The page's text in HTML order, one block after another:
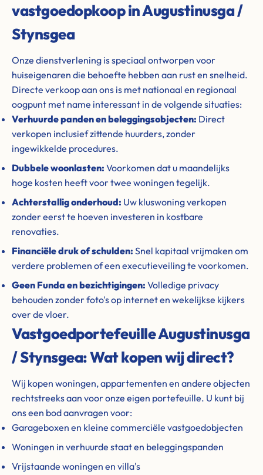
vastgoedopkoop in Augustinusga /
Stynsgea
Onze dienstverlening is speciaal ontworpen voor
huiseigenaren die behoefte hebben aan rust en snelheid.
Directe verkoop aan ons is met nationaal en regionaal
oogpunt met name interessant in de volgende situaties:
Verhuurde panden en beleggingsobjecten: Direct
verkopen inclusief zittende huurders, zonder
ingewikkelde procedures.
Dubbele woonlasten: Voorkomen dat u maandelijks
hoge kosten heeft voor twee woningen tegelijk.
Achterstallig onderhoud: Uw kluswoning verkopen
zonder eerst te hoeven investeren in kostbare
renovaties.
Financiële druk of schulden: Snel kapitaal vrijmaken om
verdere problemen of een executieveiling te voorkomen.
Geen Funda en bezichtigingen: Volledige privacy
behouden zonder foto's op internet en wekelijkse kijkers
over de vloer.
Vastgoedportefeuille Augustinusga
/ Stynsgea: Wat kopen wij direct?
Wij kopen woningen, appartementen en andere objecten
rechtstreeks aan voor onze eigen portefeuille. U kunt bij
ons een bod aanvragen voor:
Garageboxen en kleine commerciële vastgoedobjecten
Woningen in verhuurde staat en beleggingspanden
Vrijstaande woningen en villa's